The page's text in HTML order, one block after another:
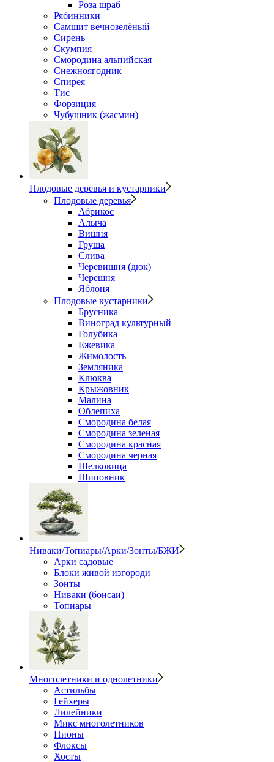
Роза шраб
Рябинники
Самшит вечнозелёный
Сирень
Скумпия
Смородина альпийская
Снежноягодник
Спирея
Тис
Форзиция
Чубушник (жасмин)
Плодовые деревья и кустарники
Плодовые деревья
Абрикос
Алыча
Вишня
Груша
Слива
Черевишня (дюк)
Черешня
Яблоня
Плодовые кустарники
Брусника
Виноград культурный
Голубика
Ежевика
Жимолость
Земляника
Клюква
Крыжовник
Малина
Облепиха
Смородина белая
Смородина зеленая
Смородина красная
Смородина черная
Шелковица
Шиповник
Ниваки/Топиары/Арки/Зонты/БЖИ
Арки садовые
Блоки живой изгороди
Зонты
Ниваки (бонсаи)
Топиары
Многолетники и однолетники
Астильбы
Гейхеры
Лилейники
Микс многолетников
Пионы
Флоксы
Хосты